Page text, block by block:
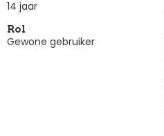
14 jaar
Rol
Gewone gebruiker